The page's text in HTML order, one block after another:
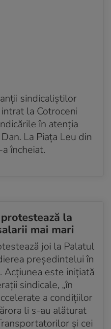
sindicaliștilor
la Cotroceni
în atenția
La Piața Leu din
încheiat.
la
mai mari
joi la Palatul
preşedintelui în
Acţiunea este iniţiată
sindicale, „în
a condiţiilor
li s-au alăturat
şi cei